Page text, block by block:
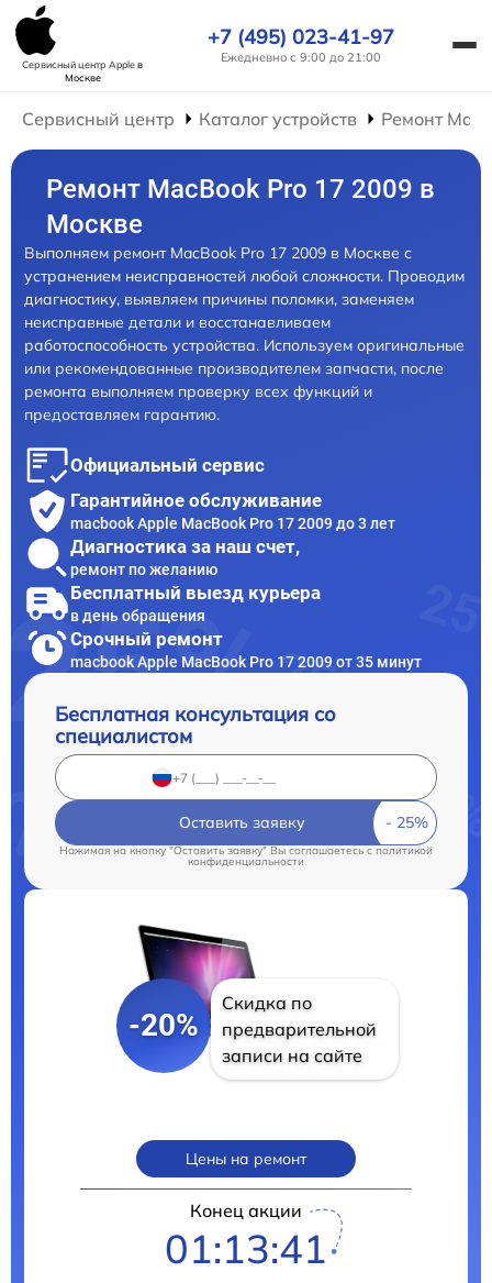
Сервисный центр Appleв
Москве
+7 (495) 023-41-97
Ежедневно с 9:00 до 21:00
Сервисный центр Каталог устройств Ремонт
Ремонт MacBook Pro 17 2009 в
Москве
Выполняем ремонт MacBook Pro 17 2009 в Москве с
устранением неисправностей любой сложности. Проводим
диагностику, выявляем причины поломки, заменяем
неисправные детали и восстанавливаем
работоспособность устройства. Используем оригинальные
или рекомендованные производителем запчасти, после
ремонта выполняем проверку всех функций и
предоставляем гарантию.
Официальный сервис
Гарантийное обслуживание
macbook Apple MacBook Pro 17 2009 до 3 лет
Диагностика за наш счет,
ремонт по желанию
Бесплатный выезд курьера
в день обращения
Срочный ремонт
macbook Apple MacBook Pro 17 2009 от 35 минут
Бесплатная консультация со
специалистом
Оставить заявку
Нажимая на кнопку "Оставить заявку" Вы соглашаетесь cполитикой
конфиденциальности
-20%
Скидка по
предварительной
записи на сайте
Цены на ремонт
Конец акции
01:13:39